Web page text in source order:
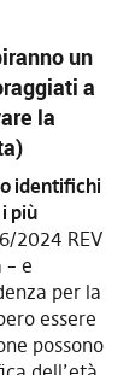
un
a
la
identifichi
più
2024 REV
e
per la
essere
possono